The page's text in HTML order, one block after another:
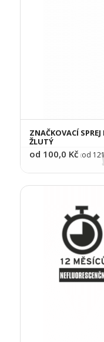
ZNAČKOVACÍ
ŽLUTÝ
od 100,0 Kč (od